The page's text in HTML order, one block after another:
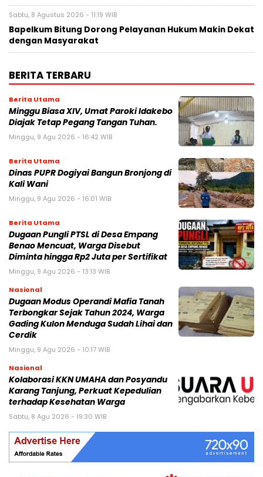
Sabtu, 8 Agustus 2026 - 11:19 WIB
Bapelkum Bitung Dorong Pelayanan Hukum Makin Dekat
dengan Masyarakat
BERITA TERBARU
Berita Utama
Minggu Biasa XIV, Umat Paroki Idakebo
Diajak Tetap Pegang Tangan Tuhan.
Minggu, 9 Agu 2026 - 16:42 WIB
Berita Utama
Dinas PUPR Dogiyai Bangun Bronjong di
Kali Wani
Minggu, 9 Agu 2026 - 16:01 WIB
Berita Utama
Dugaan Pungli PTSL di Desa Empang
Benao Mencuat, Warga Disebut
Diminta hingga Rp2 Juta per Sertifikat
Minggu, 9 Agu 2026 - 13:13 WIB
Nasional
Dugaan Modus Operandi Mafia Tanah
Terbongkar Sejak Tahun 2024, Warga
Gading Kulon Menduga Sudah Lihai dan
Cerdik
Minggu, 9 Agu 2026 - 10:17 WIB
Nasional
Kolaborasi KKN UMAHA dan Posyandu
Karang Tanjung, Perkuat Kepedulian
terhadap Kesehatan Warga
Sabtu, 8 Agu 2026 - 19:30 WIB